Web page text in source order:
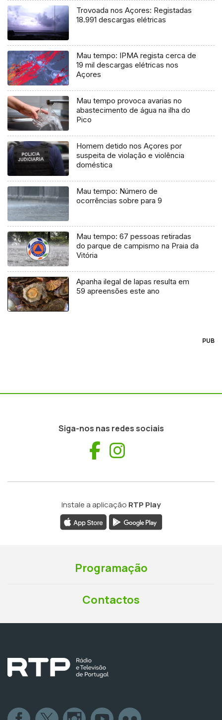
Trovoada nos Açores: Registadas
18.991 descargas elétricas
Mau tempo: IPMA regista cerca de
19 mil descargas elétricas nos
Açores
Mau tempo provoca avarias no
abastecimento de água na ilha do
Pico
Homem detido nos Açores por
suspeita de violação e violência
doméstica
Mau tempo: Número de
ocorrências sobre para 9
Mau tempo: 67 pessoas retiradas
do parque de campismo na Praia da
Vitória
Apanha ilegal de lapas resulta em
59 apreensões este ano
PUB
Siga-nos nas redes sociais
Facebook
Instale a aplicação RTP Play
Programação
Contactos